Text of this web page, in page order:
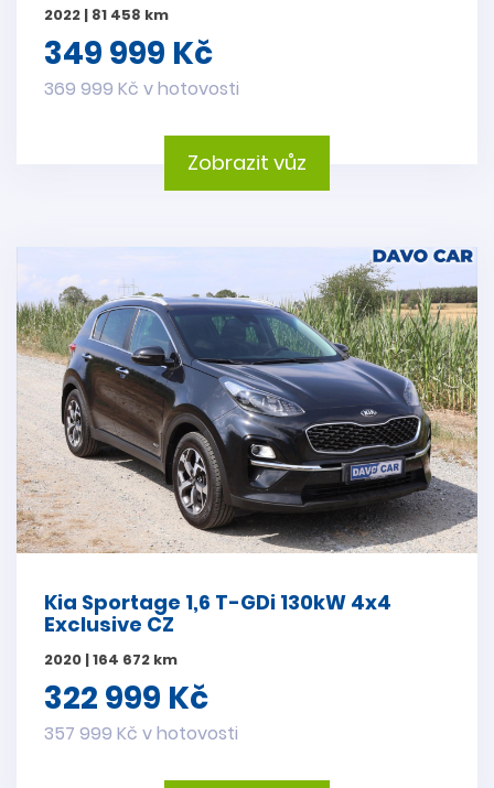
2022 | 81 458 km
349 999 Kč
369 999 Kč v hotovosti
Zobrazit vůz
Kia Sportage 1,6 T-GDi 130kW 4x4
Exclusive CZ
2020 | 164 672 km
322 999 Kč
357 999 Kč v hotovosti